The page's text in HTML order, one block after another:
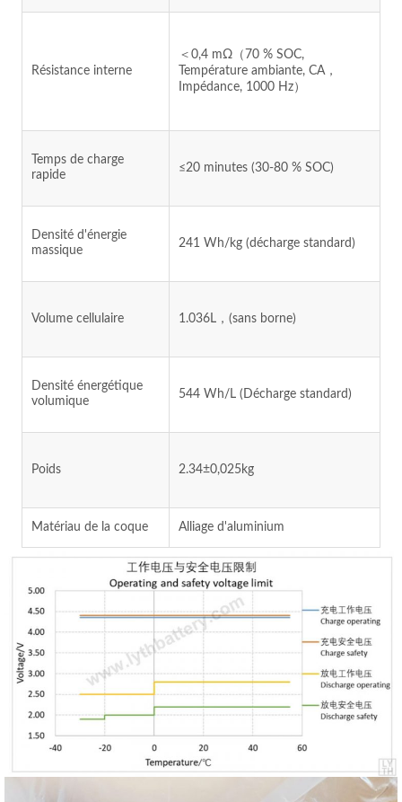
Résistance interne
＜0,4 mΩ（70 % SOC,
Température ambiante, CA，
Impédance, 1000 Hz）
Temps de charge
rapide
≤20 minutes (30-80 % SOC)
Densité d'énergie
massique
241 Wh/kg (décharge standard)
Volume cellulaire 1.036L，(sans borne)
Densité énergétique
volumique
544 Wh/L (Décharge standard)
Poids 2.34±0,025kg
Matériau de la coque Alliage d'aluminium